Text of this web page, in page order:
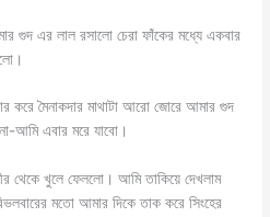
গুদ এর লাল রসালো চেরা ফাঁকের মধ্যে একবার
করে মৈনাকদার মাথাটা আরো জোরে আমার গুদ
আমি এবার মরে যাবো।
থেকে খুলে ফেললো। আমি তাকিয়ে দেখলাম
মতো আমার দিকে তাক করে সিংহের